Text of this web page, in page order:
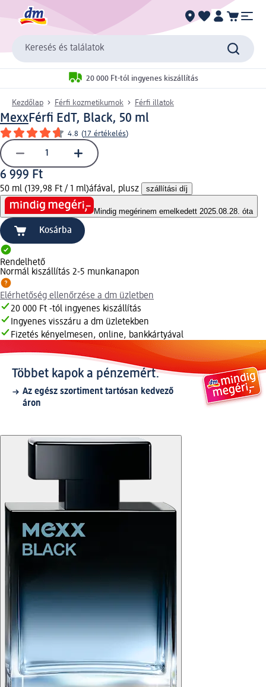
Keresés és találatok
20 000 Ft-tól ingyenes kiszállítás
Kezdőlap Férfi kozmetikumok Férfi illatok
MexxFérfi EdT, Black, 50 ml
4.8 (17 értékelés)
6 999 Ft
50 ml (139,98 Ft / 1 ml)áfával, plusz szállítási díj
Mindig megérinem emelkedett 2025.08.28. óta
Kosárba
Rendelhető
Normál kiszállítás 2-5 munkanapon
Elérhetőség ellenőrzése a dm üzletben
20 000 Ft -tól ingyenes kiszállítás
Ingyenes visszáru a dm üzletekben
Fizetés kényelmesen, online, bankkártyával
Többet kapok a pénzemért.
Az egész szortiment tartósan kedvező
áron